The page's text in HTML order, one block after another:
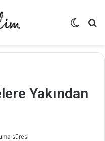
...
Dış
Yakından
süresi